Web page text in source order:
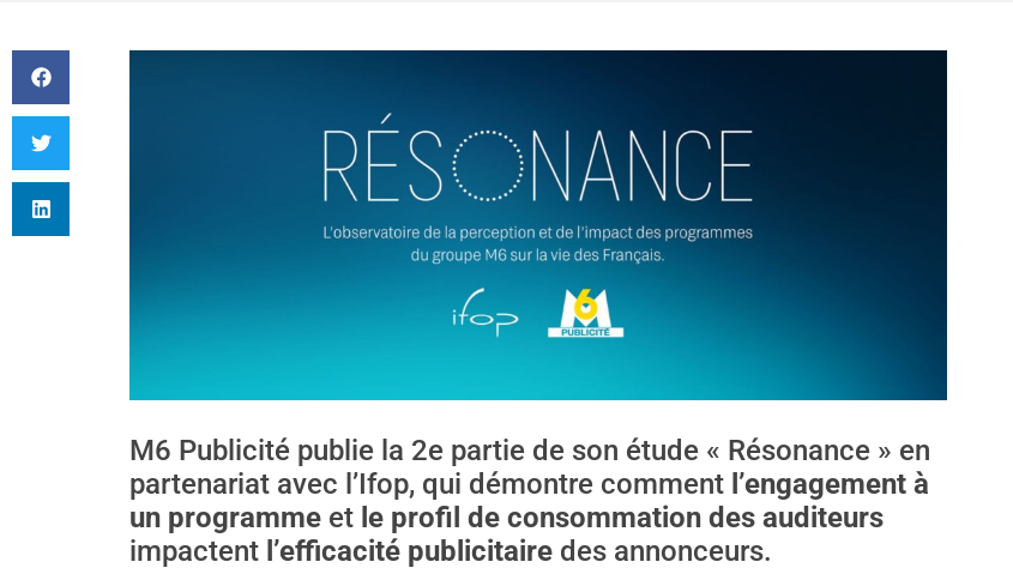
M6 Publicité publie la 2e partie de son étude « Résonance » en
partenariat avec l’Ifop, qui démontre comment l’engagement à
un programme et le profil de consommation des auditeurs
impactent l’efficacité publicitaire des annonceurs.